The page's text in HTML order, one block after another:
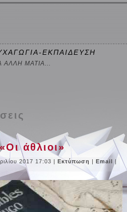
ΕΚΠΑΙΔΕΥΣΗ
ΑΛΛΗ ΜΑΤΙΑ...
άθλιοι»
2017 17:03 |Εκτύπωση |Email|